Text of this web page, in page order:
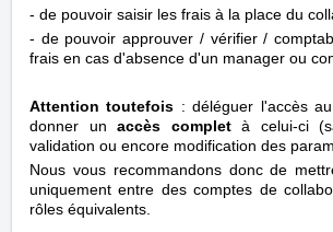
- de pouvoir saisir les frais à la place du
- de pouvoir approuver / vérifier /
frais en cas d'absence d'un manager ou
Attention toutefois : déléguer l'accès
donner un accès completà celui-ci
validation ou encore modification des
Nous vous recommandons donc de
uniquement entre des comptes de
rôles équivalents.